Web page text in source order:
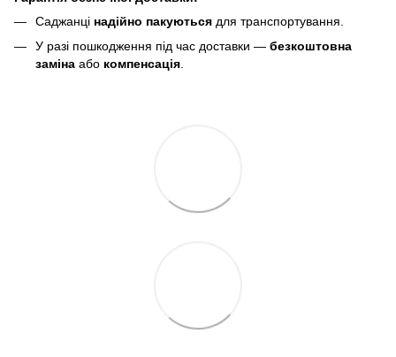
Саджанці надійно пакуються для транспортування.
У разі пошкодження під час доставки — безкоштовна
заміна або компенсація